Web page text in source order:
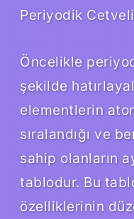
Periyodik
Öncelikle
şekilde
elementlerin
sıralandığı ve
sahip olanların
tablodur. Bu
özelliklerinin